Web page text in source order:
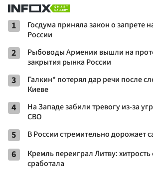
1
Госдума приняла закон о запрете
России
2
Рыбоводы Армении вышли на
закрытия рынка России
3
Галкин* потерял дар речи после
Киеве
4
На Западе забили тревогу из-за
СВО
5 В России стремительно дорожает
6
Кремль переиграл Литву:
сработала